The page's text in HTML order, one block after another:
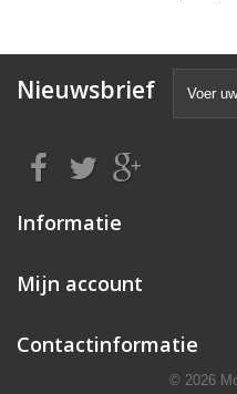
Nieuwsbrief
Informatie
Mijn account
Contactinformatie
© 2026